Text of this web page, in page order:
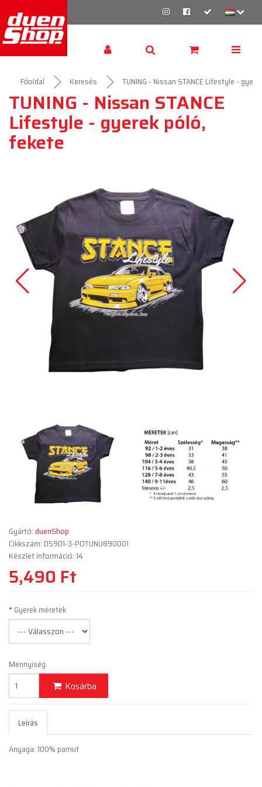
Főoldal Keresés TUNING - Nissan STANCE Lifestyle -
TUNING - Nissan STANCE
Lifestyle - gyerek póló,
fekete
Gyártó:duenShop
Cikkszám: DS901-3-POTUNU890001
Készlet információ: 14
5,490 Ft
Gyerek méretek
Mennyiség
Kosárba
Leírás
Anyaga: 100% pamut